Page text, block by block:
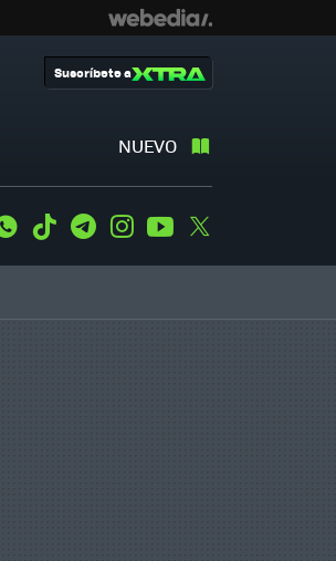
NUEVO
Suscríbete a
WhatsApp
Tiktok TelegramInstagramYoutube